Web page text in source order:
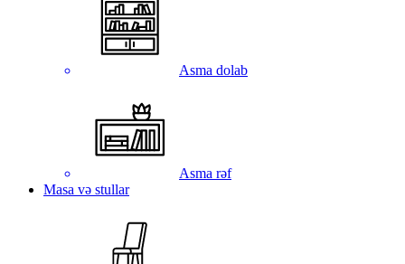
Asma dolab
Asma rəf
Masa və stullar